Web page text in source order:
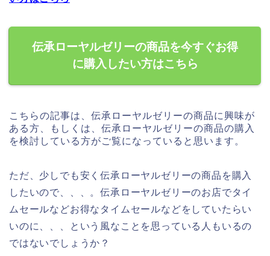
伝承ローヤルゼリーの商品を今すぐお得
に購入したい方はこちら
こちらの記事は、伝承ローヤルゼリーの商品に興味が
ある方、もしくは、伝承ローヤルゼリーの商品の購入
を検討している方がご覧になっていると思います。
ただ、少しでも安く伝承ローヤルゼリーの商品を購入
したいので、、、。伝承ローヤルゼリーのお店でタイ
ムセールなどお得なタイムセールなどをしていたらい
いのに、、、という風なことを思っている人もいるの
ではないでしょうか？